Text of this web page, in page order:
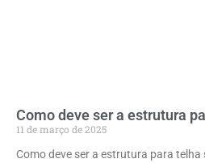
Como deve ser a estrutura
11 de março de 2025
Como deve ser a estrutura para telha